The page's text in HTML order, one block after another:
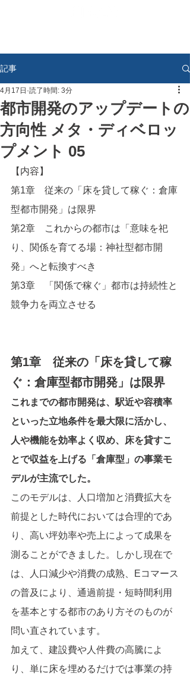
記事
都市開発のアップデートの
方向性 メタ・ディベロッ
プメント 05
4月17日 読了時間: 3分
【内容】
第1章　従来の「床を貸して稼ぐ：倉庫
型都市開発」は限界
第2章　これからの都市は「意味を祀
り、関係を育てる場：神社型都市開
発」へと転換すべき
第3章　「関係で稼ぐ」都市は持続性と
競争力を両立させる
第1章　従来の「床を貸して稼
ぐ：倉庫型都市開発」は限界
これまでの都市開発は、駅近や容積率
といった立地条件を最大限に活かし、
人や機能を効率よく収め、床を貸すこ
とで収益を上げる「倉庫型」の事業モ
デルが主流でした。
このモデルは、人口増加と消費拡大を
前提とした時代においては合理的であ
り、高い坪効率や売上によって成果を
測ることができました。しかし現在で
は、人口減少や消費の成熟、Eコマース
の普及により、通過前提・短時間利用
を基本とする都市のあり方そのものが
問い直されています。
加えて、建設費や人件費の高騰によ
り、単に床を埋めるだけでは事業の持